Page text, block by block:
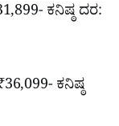
ಕನಿಷ್ಠ ದರ:
ಕನಿಷ್ಠ